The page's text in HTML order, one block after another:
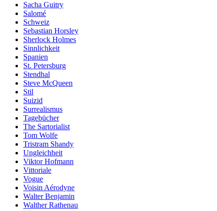
Sacha Guitry
Salomé
Schweiz
Sebastian Horsley
Sherlock Holmes
Sinnlichkeit
Spanien
St. Petersburg
Stendhal
Steve McQueen
Stil
Suizid
Surrealismus
Tagebücher
The Sartorialist
Tom Wolfe
Tristram Shandy
Ungleichheit
Viktor Hofmann
Vittoriale
Vogue
Voisin Aérodyne
Walter Benjamin
Walther Rathenau